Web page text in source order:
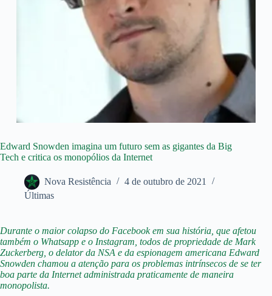
Edward Snowden imagina um futuro sem as gigantes da Big
Tech e critica os monopólios da Internet
Nova Resistência
4 de outubro de 2021
Últimas
Durante o maior colapso do Facebook em sua história, que afetou
também o Whatsapp e o Instagram, todos de propriedade de Mark
Zuckerberg, o delator da NSA e da espionagem americana Edward
Snowden chamou a atenção para os problemas intrínsecos de se ter
boa parte da Internet administrada praticamente de maneira
monopolista.